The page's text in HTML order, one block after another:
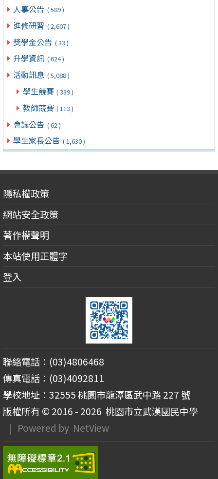
人事公告 ( 589 )
進修研習 ( 2,607 )
獎學金公告 ( 33 )
升學資訊 ( 624 )
活動訊息 ( 5,088 )
學生競賽 ( 339 )
教師競賽 ( 113 )
會議公告 ( 62 )
學生家長公告 ( 1,630 )
隱私權政策
網站安全政策
著作權聲明
本站使用正體字
登入
聯絡電話：(03)4806468
傳真電話：(03)4092811
學校地址：32555 桃園市龍潭區武中路 227 號
版權所有 © 2016 - 2026 桃園市立武漢國民中學
| Powered by NetView